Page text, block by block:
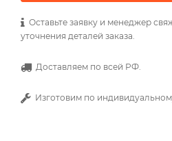
Оставьте заявку и менеджер
уточнения деталей заказа.
Доставляем по всей РФ.
Изготовим по